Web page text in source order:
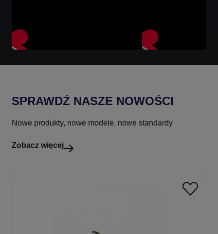
SPRAWDŹ NASZE NOWOŚCI
Nowe produkty, nowe modele, nowe standardy
Zobacz więcej